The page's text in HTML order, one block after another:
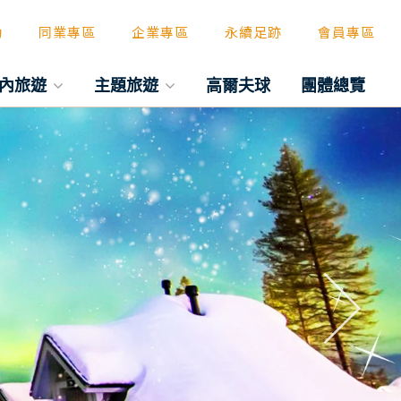
同業專區 企業專區 永續足跡 會員專區
旅遊 主題旅遊 高爾夫球 團體總覽
往後